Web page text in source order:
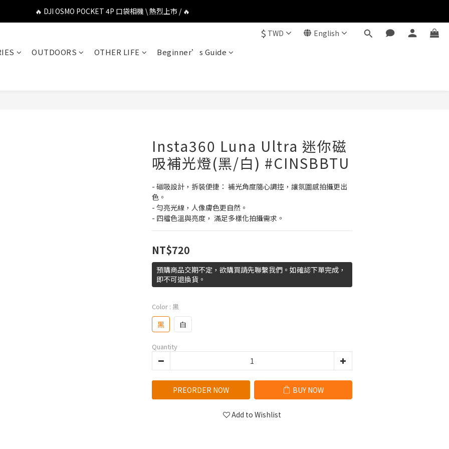
🔥 DJI OSMO POCKET 4P 口袋相機 \ 熱烈上市 / 🔥
🔥 DJI OSMO POCKET 4P 口袋相機 \ 熱烈上市 / 🔥
🔥 Insta360 GO Ultra Hello Kitty 聯名限定套裝 \ 時尚上市 / 🔥
$ TWD English
OUTDOORS OTHER LIFE
Beginner’s Guide
Insta360 Luna Ultra 迷你磁
吸補光燈(黑/白) #CINSBBTU
- 磁吸設計，拆裝便捷： 補光角度隨心調控，讓氛圍感拍攝更出
色。
- 勻亮光線，人像膚色更自然。
- 四檔色溫與亮度， 滿足多樣化拍攝需求。
NT$720
預購商品交期不定，欲購買請先聯繫我們。如確認下單完成，
即不可退換貨。
Color : 黑
黑 白
Quantity
PREORDER NOW BUY NOW
Add to Wishlist